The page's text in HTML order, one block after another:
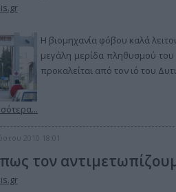
Η βιομηχανία φόβου καλά
μεγάλη μερίδα πληθυσμού του
προκαλείται από τον ιό του
2010 18:01
τον